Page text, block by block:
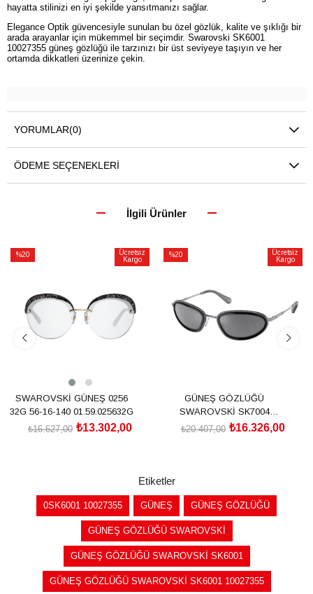
hayatta stilinizi en iyi şekilde yansıtmanızı sağlar.
Elegance Optik güvencesiyle sunulan bu özel gözlük, kalite ve şıklığı bir
arada arayanlar için mükemmel bir seçimdir. Swarovski SK6001
10027355 güneş gözlüğü ile tarzınızı bir üst seviyeye taşıyın ve her
ortamda dikkatleri üzerinize çekin.
YORUMLAR(0)
ÖDEME SEÇENEKLERI
İlgili Ürünler
%20
Ücretsiz
Kargo
SWAROVSKİ GÜNEŞ 0256
32G 56-16-140 01.59.025632G
₺13.302,00
₺16.627,00
%20
Ücretsiz
Kargo
GÜNEŞ GÖZLÜĞÜ
SWAROVSKİ SK7004
40116G55₺16.326,00
₺20.407,00
Etiketler
0SK6001 10027355 GÜNEŞ GÜNEŞ GÖZLÜĞÜ
GÜNEŞ GÖZLÜĞÜ SWAROVSKİ
GÜNEŞ GÖZLÜĞÜ SWAROVSKİ SK6001
GÜNEŞ GÖZLÜĞÜ SWAROVSKİ SK6001 10027355